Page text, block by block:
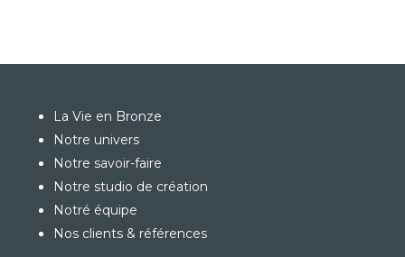
La Vie en Bronze
Notre univers
Notre savoir-faire
Notre studio de création
Notré équipe
Nos clients & références